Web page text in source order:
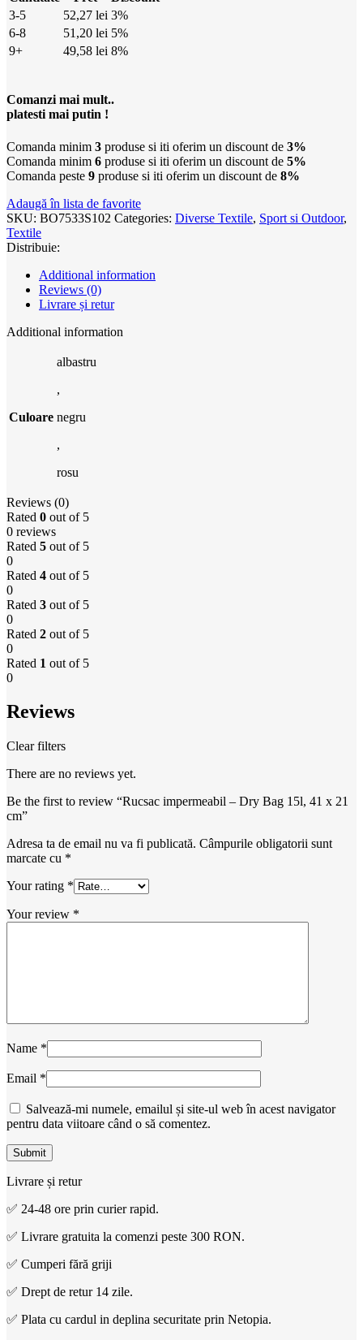
3-5
52,27 lei 3%
6-8
51,20 lei 5%
9+
49,58 lei 8%
Comanzi mai mult..
platesti mai putin !
Comanda minim 3 produse si iti oferim un discount de 3%
Comanda minim 6 produse si iti oferim un discount de 5%
Comanda peste 9 produse si iti oferim un discount de 8%
Adaugă în lista de favorite
SKU: BO7533S102 Categories: Diverse Textile, Sport si Outdoor,
Textile
Distribuie:
Additional information
Reviews (0)
Livrare și retur
Additional information
Culoare
albastru
,
negru
,
rosu
Reviews (0)
Rated 0 out of 5
0 reviews
Rated 5 out of 5
0
Rated 4 out of 5
0
Rated 3 out of 5
0
Rated 2 out of 5
0
Rated 1 out of 5
0
Reviews
Clear filters
There are no reviews yet.
Be the first to review “Rucsac impermeabil – Dry Bag 15l, 41 x 21
cm”
Adresa ta de email nu va fi publicată. Câmpurile obligatorii sunt
marcate cu *
Your rating *
Your review *
Name *
Email *
Salvează-mi numele, emailul și site-ul web în acest navigator
pentru data viitoare când o să comentez.
Livrare și retur
✅ 24-48 ore prin curier rapid.
✅ Livrare gratuita la comenzi peste 300 RON.
✅ Cumperi fără griji
✅ Drept de retur 14 zile.
✅ Plata cu cardul in deplina securitate prin Netopia.